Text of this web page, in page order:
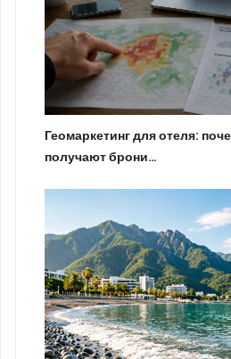
Геомаркетинг для отеля:
получают брони…